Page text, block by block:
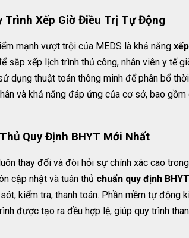
Trình Xếp Giờ Điều Trị Tự Động
mạnh vượt trội của MEDS là khả năng
sắp xếp lịch trình thủ công, nhân viên y tế
dụng thuật toán thông minh để phân bổ
và khả năng đáp ứng của cơ sở, bao
Quy Định BHYT Mới Nhất
thay đổi và đòi hỏi sự chính xác cao
cập nhật và tuân thủ chuẩn quy định
kiểm tra, thanh toán. Phần mềm tự động
được tạo ra đều hợp lệ, giúp quy trình